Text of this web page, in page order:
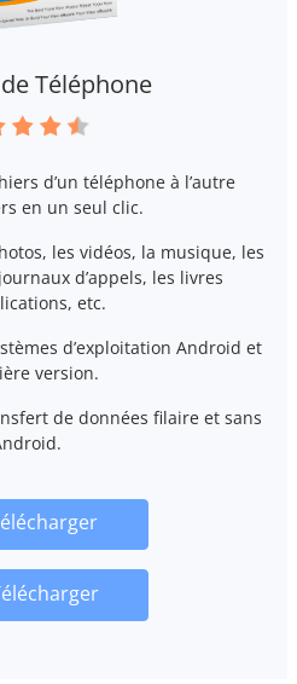
Téléphone
d’un téléphone à l’autre
en un seul clic.
les vidéos, la musique, les
d’appels, les livres
etc.
d’exploitation Android et
version.
de données filaire et sans